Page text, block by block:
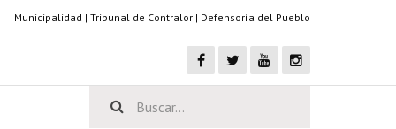
Municipalidad | Tribunal de Contralor | Defensoría del Pueblo